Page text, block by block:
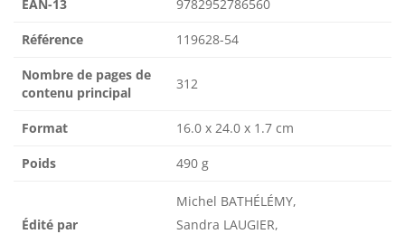
EAN-13 9782952786560
Référence 119628-54
Nombre de pages de
contenu principal
312
Format 16.0 x 24.0 x 1.7 cm
Poids 490 g
Édité par
Michel BATHÉLÉMY,
Sandra LAUGIER,